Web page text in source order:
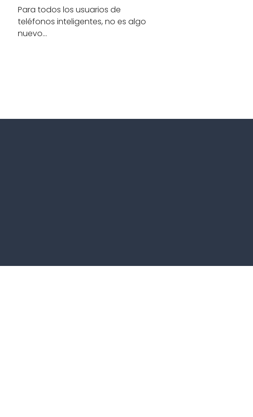
Para todos los usuarios de
teléfonos inteligentes, no es algo
nuevo…